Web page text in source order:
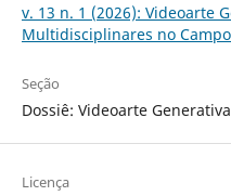
v. 13 n. 1 (2026): Videoarte
Multidisciplinares no
Seção
Dossiê: Videoarte Generativa
Licença